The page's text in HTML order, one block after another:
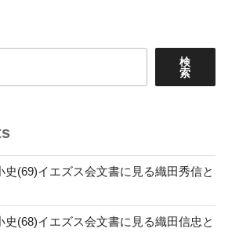
検
索
史(69)イエズス会文書に見る織田秀信と
史(68)イエズス会文書に見る織田信忠と